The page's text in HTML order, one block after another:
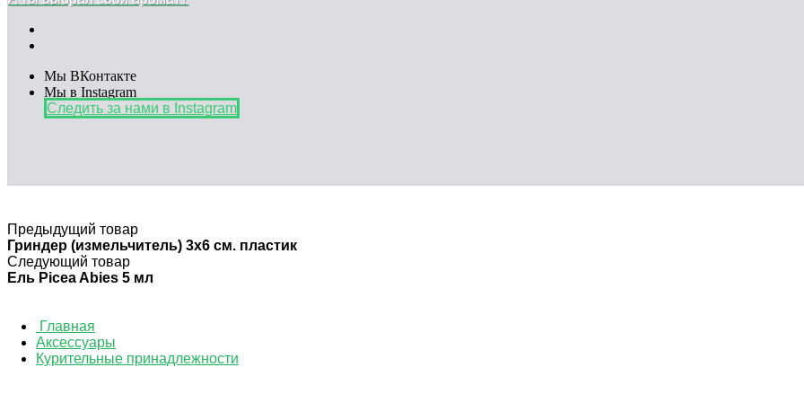
Мы ВКонтакте
Мы в Instagram
Следить за нами в Instagram
Предыдущий товар
Гриндер (измельчитель) 3х6 см. пластик
Следующий товар
Ель Picea Abies 5 мл
Главная
Аксессуары
Курительные принадлежности